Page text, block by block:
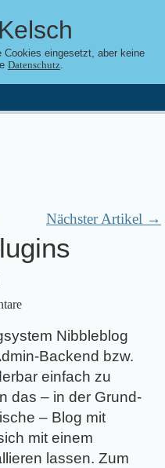
Cookies eingesetzt, aber keine
Datenschutz.
Nächster Artikel →
Nibbleblog
Backend bzw.
einfach zu
das – in der Grund­
– Blog mit
mit einem
lassen. Zum